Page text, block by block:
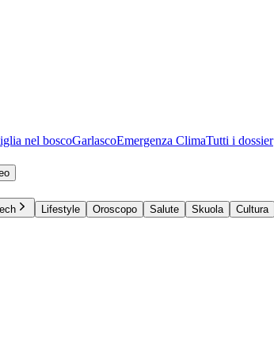
nel boscoGarlascoEmergenza ClimaTutti i dossier
Lifestyle Oroscopo Salute Skuola Cultura